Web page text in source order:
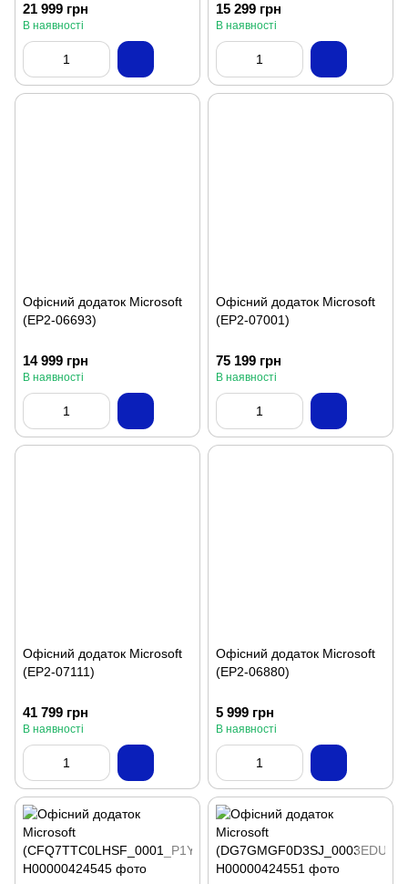
21 999 грн
В наявності
15 299 грн
В наявності
Офісний додаток Microsoft
(EP2-06693)
14 999 грн
В наявності
Офісний додаток Microsoft
(EP2-07001)
75 199 грн
В наявності
Офісний додаток Microsoft
(EP2-07111)
41 799 грн
В наявності
Офісний додаток Microsoft
(EP2-06880)
5 999 грн
В наявності